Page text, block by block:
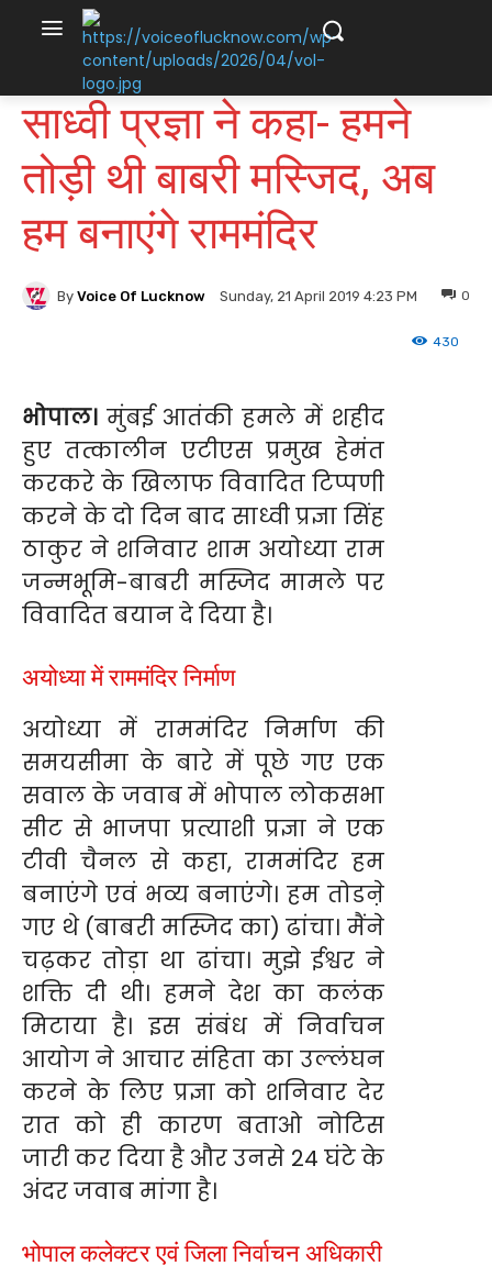
साध्वी प्रज्ञा ने कहा- हमने
तोड़ी थी बाबरी मस्जिद, अब
हम बनाएंगे राममंदिर
By Voice Of Lucknow Sunday, 21 April 2019 4:23 PM 0
430
भोपाल। मुंबई आतंकी हमले में शहीद
हुए तत्कालीन एटीएस प्रमुख हेमंत
करकरे के खिलाफ विवादित टिप्पणी
करने के दो दिन बाद साध्वी प्रज्ञा सिंह
ठाकुर ने शनिवार शाम अयोध्या राम
जन्मभूमि-बाबरी मस्जिद मामले पर
विवादित बयान दे दिया है।
अयोध्या में राममंदिर निर्माण
अयोध्या में राममंदिर निर्माण की
समयसीमा के बारे में पूछे गए एक
सवाल के जवाब में भोपाल लोकसभा
सीट से भाजपा प्रत्याशी प्रज्ञा ने एक
टीवी चैनल से कहा, राममंदिर हम
बनाएंगे एवं भव्य बनाएंगे। हम तोडऩे
गए थे (बाबरी मस्जिद का) ढांचा। मैंने
चढ़कर तोड़ा था ढांचा। मुझे ईश्वर ने
शक्ति दी थी। हमने देश का कलंक
मिटाया है। इस संबंध में निर्वाचन
आयोग ने आचार संहिता का उल्लंघन
करने के लिए प्रज्ञा को शनिवार देर
रात को ही कारण बताओ नोटिस
जारी कर दिया है और उनसे 24 घंटे के
अंदर जवाब मांगा है।
भोपाल कलेक्टर एवं जिला निर्वाचन अधिकारी